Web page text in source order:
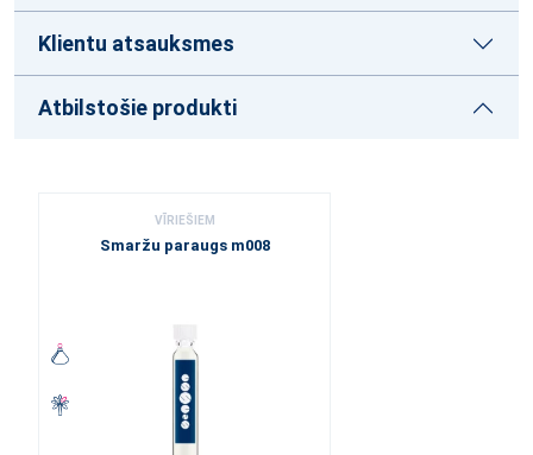
Klientu atsauksmes
Atbilstošie produkti
VĪRIEŠIEM
Smaržu paraugs m008